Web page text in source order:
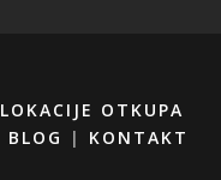
LOKACIJE OTKUPA
BLOG | KONTAKT